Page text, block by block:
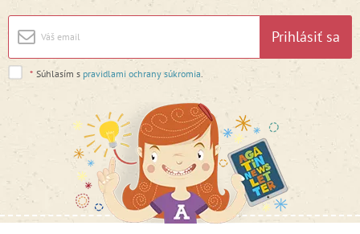
Prihlásiť sa
* Súhlasím s pravidlami ochrany súkromia